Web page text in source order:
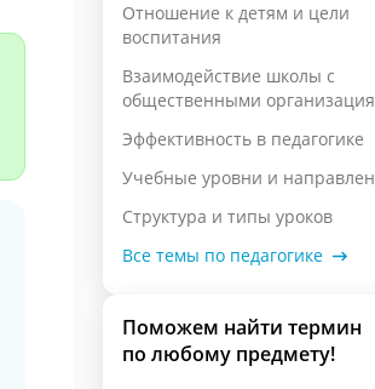
Отношение к детям и цели
воспитания
Взаимодействие школы с
общественными
Эффективность в педагогике
Учебные уровни и
Структура и типы уроков
Все темы по педагогике
Поможем найти термин
по любому предмету!